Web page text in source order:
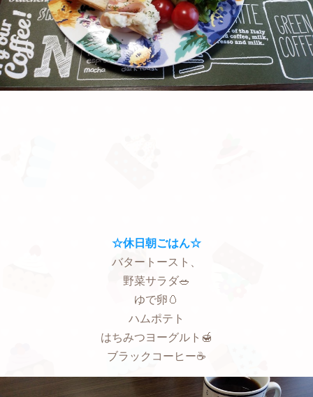
☆休日朝ごはん☆
バタートースト、
野菜サラダ🥗
ゆで卵🥚
ハムポテト
はちみつヨーグルト🍯
ブラックコーヒー☕